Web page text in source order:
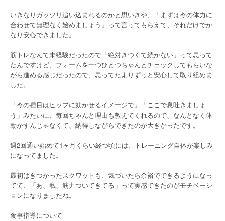
いきなりガッツリ追い込まれるのかと思いきや、「まずは今の体力に
合わせて無理なく始めましょう」って言ってもらえて、それだけでか
なり安心できました。
筋トレなんて未経験だったので「絶対きつくて続かない」って思って
たんですけど、フォームを一つひとつちゃんとチェックしてもらいな
がら進める感じだったので、思ってたよりずっと安心して取り組めま
した。
「今の種目はヒップに効かせるイメージで」「ここで息吐きましょ
う」みたいに、毎回ちゃんと理由も教えてくれるので、なんとなく体
動かすんじゃなくて、納得しながらできたのが大きかったです。
週2回通い始めて1ヶ月くらい経つ頃には、トレーニング自体が楽しみ
になってました。
最初はきつかったスクワットも、気づいたら余裕でできるようになっ
てて、「あ、私、筋力ついてきてる」って実感できたのがモチベーシ
ョンになりましたね。
食事指導について